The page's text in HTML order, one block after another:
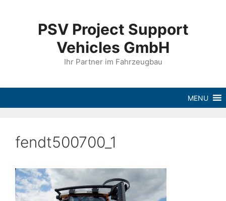
PSV Project Support
Vehicles GmbH
Ihr Partner im Fahrzeugbau
MENU
fendt500700_1